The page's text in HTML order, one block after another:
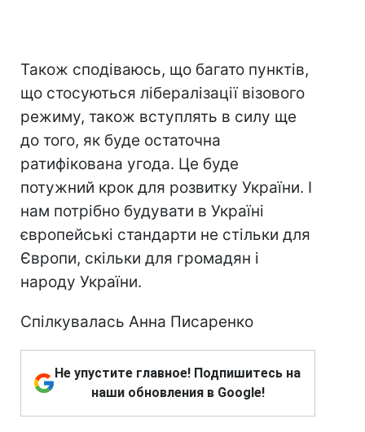
Також сподіваюсь, що багато пунктів,
що стосуються лібералізації візового
режиму, також вступлять в силу ще
до того, як буде остаточна
ратифікована угода. Це буде
потужний крок для розвитку України. І
нам потрібно будувати в Україні
європейські стандарти не стільки для
Європи, скільки для громадян і
народу України.
Спілкувалась Анна Писаренко
Не упустите главное! Подпишитесь на
наши обновления в Google!